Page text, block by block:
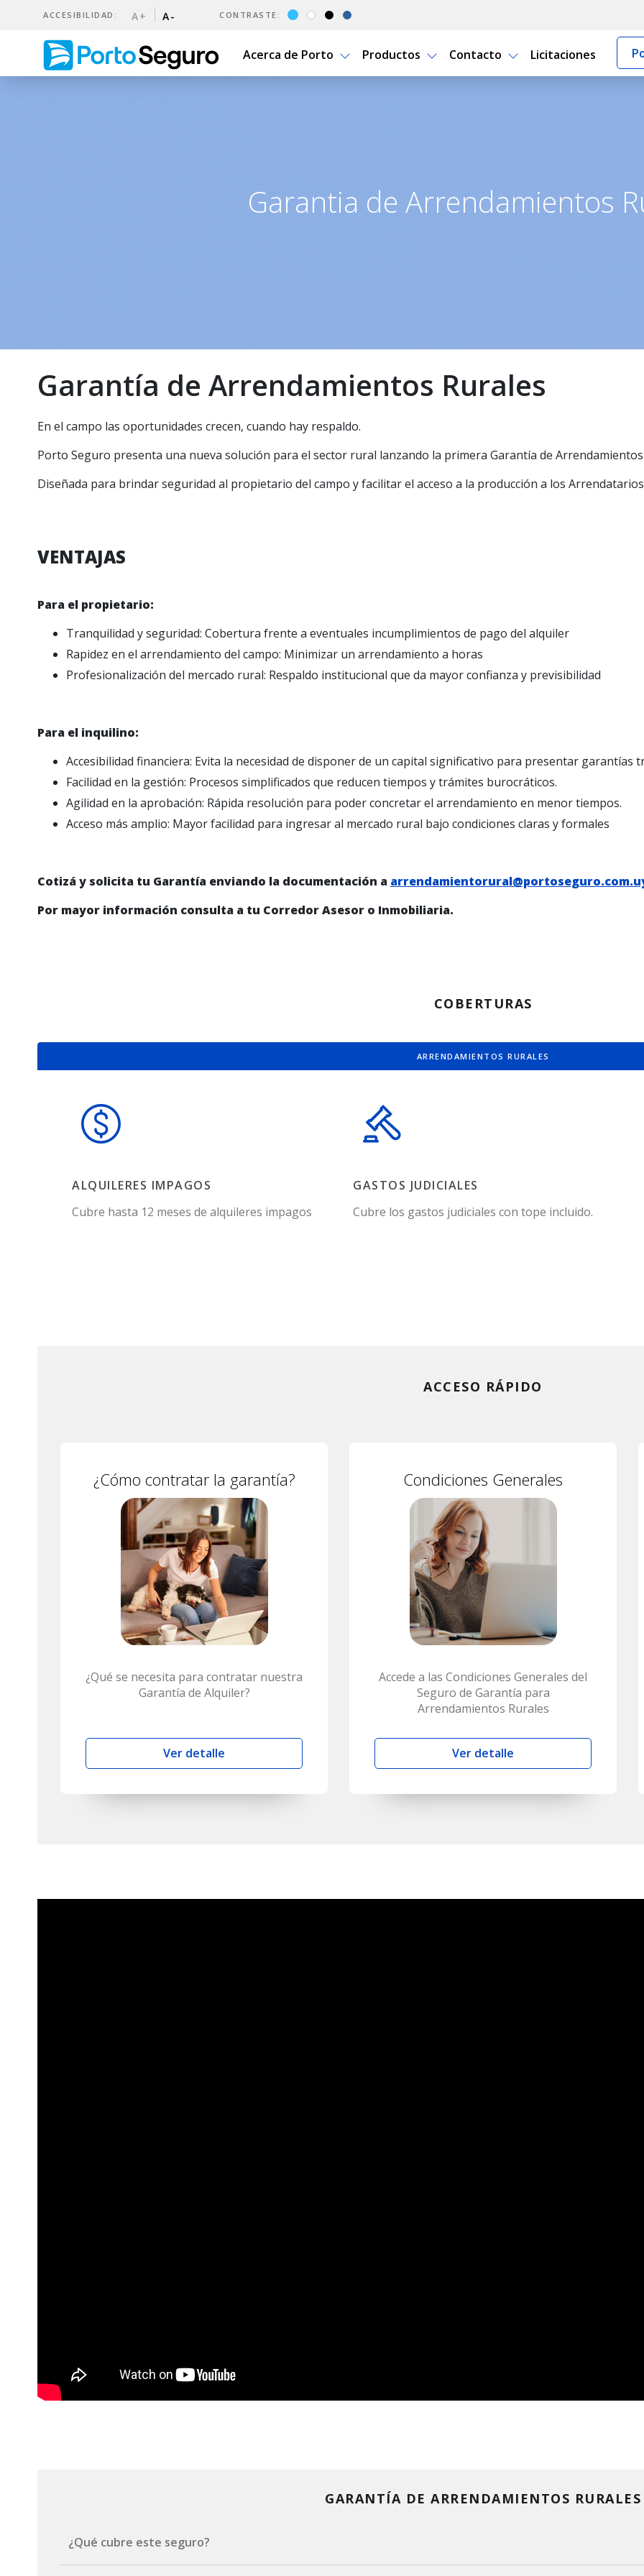
ACCESIBILIDAD: A+ A- CONTRASTE:
Acerca de Porto Productos Contacto Licitaciones
Garantía de Arrendamientos Rurales | Porto Seguro
Garantia de Arrendamientos
Garantía de Arrendamientos Rurales
En el campo las oportunidades crecen, cuando hay respaldo.
Porto Seguro presenta una nueva solución para el sector rural lanzando la primera Garantía de
Diseñada para brindar seguridad al propietario del campo y facilitar el acceso a la producción a los
VENTAJAS
Para el propietario:
Tranquilidad y seguridad: Cobertura frente a eventuales incumplimientos de pago del alquiler
Rapidez en el arrendamiento del campo: Minimizar un arrendamiento a horas
Profesionalización del mercado rural: Respaldo institucional que da mayor confianza y previsibilidad
Para el inquilino:
Accesibilidad financiera: Evita la necesidad de disponer de un capital significativo para presentar garantías
Facilidad en la gestión: Procesos simplificados que reducen tiempos y trámites burocráticos.
Agilidad en la aprobación: Rápida resolución para poder concretar el arrendamiento en menor tiempos.
Acceso más amplio: Mayor facilidad para ingresar al mercado rural bajo condiciones claras y formales
Cotizá y solicita tu Garantía enviando la documentación a
Por mayor información consulta a tu Corredor Asesor o Inmobiliaria.
COBERTURAS
ARRENDAMIENTOS RURALES
ALQUILERES IMPAGOS
Cubre hasta 12 meses de alquileres impagos
GASTOS JUDICIALES
Cubre los gastos judiciales con tope incluido.
ACCESO RÁPIDO
¿Cómo contratar la garantía?
¿Qué se necesita para contratar nuestra
Garantía de Alquiler?
Ver detalle
Condiciones Generales
Accede a las Condiciones Generales del
Seguro de Garantía para
Arrendamientos Rurales
Ver detalle
GARANTÍA DE ARRENDAMIENTOS RURALES
¿Qué cubre este seguro?